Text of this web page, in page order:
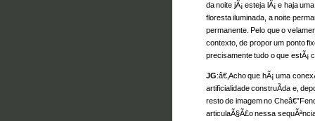
da noite jÃ¡ esteja lÃ¡ e haja
floresta iluminada, a noite
permanente. Pelo que o
contexto, de propor um ponto
precisamente tudo o que estÃ¡
JG:â€‚Acho que hÃ¡ uma
artificialidade construÃ­da e,
resto de imagem no
articulaÃ§Ã£o nessa